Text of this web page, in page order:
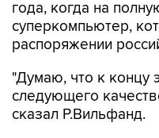
года, когда на
суперкомпьютер,
распоряжении
"Думаю, что к концу
следующего
сказал Р.Вильфанд.